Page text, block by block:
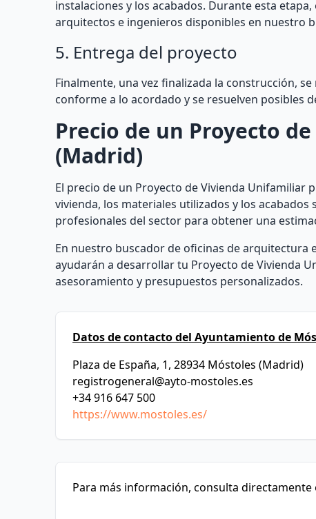
instalaciones y los acabados. Durante esta
arquitectos e ingenieros disponibles en nuestro
5. Entrega del proyecto
Finalmente, una vez finalizada la construcción,
conforme a lo acordado y se resuelven posibles
Precio de un Proyecto
(Madrid)
El precio de un Proyecto de Vivienda Unifamiliar
vivienda, los materiales utilizados y los
profesionales del sector para obtener una
En nuestro buscador de oficinas de
ayudarán a desarrollar tu Proyecto de Vivienda
asesoramiento y presupuestos personalizados.
Datos de contacto del Ayuntamiento de
Plaza de España, 1, 28934 Móstoles (Madrid)
registrogeneral@ayto-mostoles.es
+34 916 647 500
https://www.mostoles.es/
Para más información, consulta